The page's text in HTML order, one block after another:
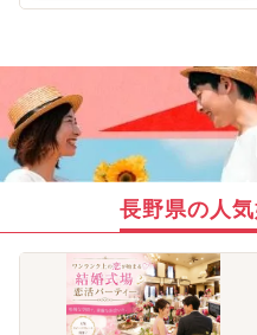
長野県の人